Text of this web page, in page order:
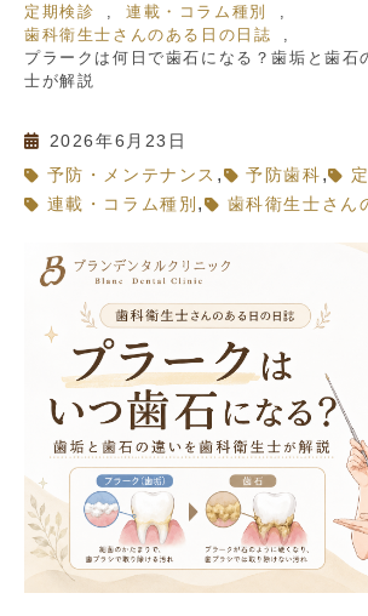
定期検診
連載・コラム種別
歯科衛生士さんのある日の日誌
プラークは何日で歯石になる？歯垢と歯石
士が解説
2026年6月23日
予防・メンテナンス , 予防歯科 ,
連載・コラム種別 , 歯科衛生士さん